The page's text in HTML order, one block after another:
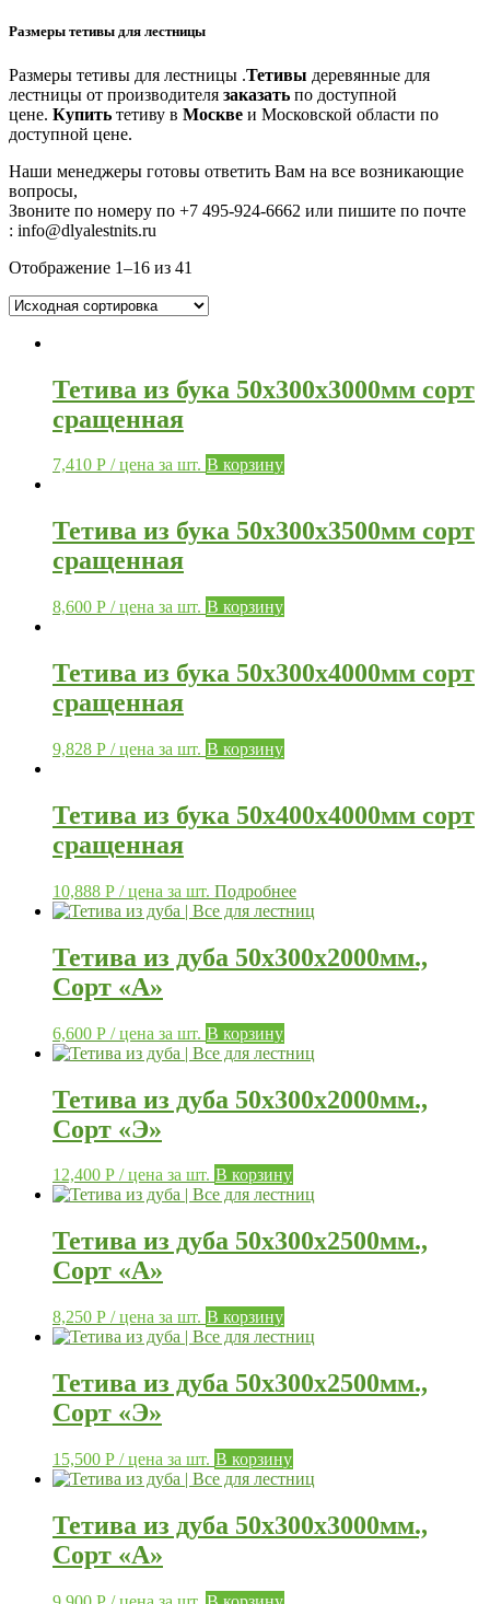
Размеры тетивы для лестницы
Размеры тетивы для лестницы .Тетивы деревянные для
лестницы от производителя заказать по доступной
цене. Купить тетиву в Москве и Московской области по
доступной цене.
Наши менеджеры готовы ответить Вам на все возникающие
вопросы,
Звоните по номеру по +7 495-924-6662 или пишите по почте
: info@dlyalestnits.ru
Отображение 1–16 из 41
Тетива из бука 50х300х3000мм сорт
сращенная
7,410 Р / цена за шт. В корзину
Тетива из бука 50х300х3500мм сорт
сращенная
8,600 Р / цена за шт. В корзину
Тетива из бука 50х300х4000мм сорт
сращенная
9,828 Р / цена за шт. В корзину
Тетива из бука 50х400х4000мм сорт
сращенная
10,888 Р / цена за шт. Подробнее
Тетива из дуба 50х300х2000мм.,
Сорт «А»
6,600 Р / цена за шт. В корзину
Тетива из дуба 50х300х2000мм.,
Сорт «Э»
12,400 Р / цена за шт. В корзину
Тетива из дуба 50х300х2500мм.,
Сорт «А»
8,250 Р / цена за шт. В корзину
Тетива из дуба 50х300х2500мм.,
Сорт «Э»
15,500 Р / цена за шт. В корзину
Тетива из дуба 50х300х3000мм.,
Сорт «А»